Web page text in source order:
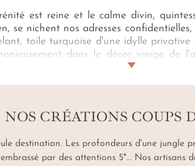
est reine et le calme divin,
se nichent nos adresses
toile turquoise d'une idylle privative
dans le décor vierge de
votre écrin tropical. Cousu-main,
douce étreinte balnéaire...
NOS CRÉATIONS COUPS
destination. Les profondeurs d'une jungle
par des attentions 5*... Nos artisans